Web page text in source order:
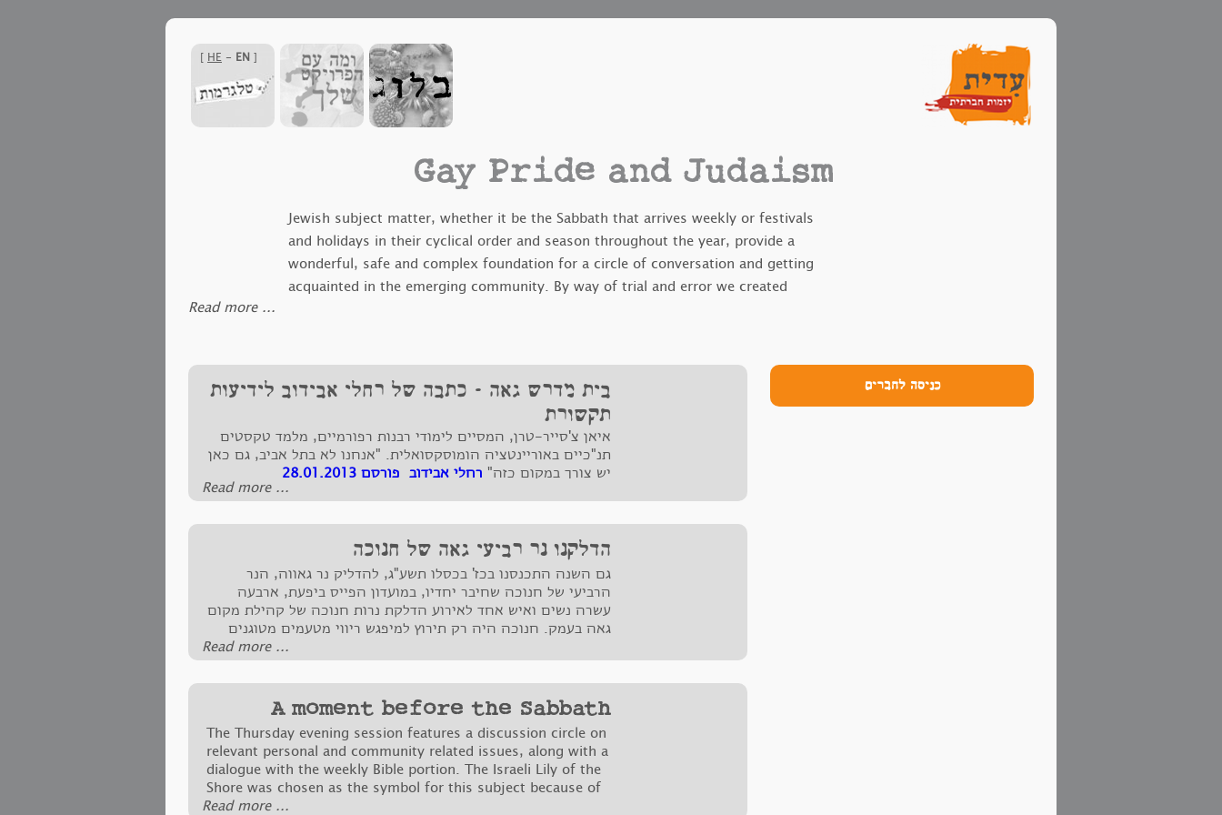
[
HE - EN
]
Gay Pride and Judaism
Jewish subject matter, whether it be the Sabbath that arrives weekly or festivals
and holidays in their cyclical order and season throughout the year, provide a
wonderful, safe and complex foundation for a circle of conversation and getting
acquainted in the emerging community. By way of trial and error we created
different meetings based on this material, which we've borrowed from the "Nigun Halev"
active part in planning and leading these gatherings.
‪Read more ...‬
כניסה לחברים
בית מדרש גאה - כתבה של רחלי אבידוב לידיעות
תקשורת
איאן צ'סייר-טרן, המסיים לימודי רבנות רפורמיים, מלמד טקסטים
תנ"כיים באוריינטציה הומוסקסואלית. "אנחנו לא בתל אביב, גם כאן
יש צורך במקום כזה" רחלי אבידוב פורסם 28.01.2013
‪Read more ...‬
הדלקנו נר רביעי גאה של חנוכה
גם השנה התכנסנו בכז' בכסלו תשע"ג, להדליק נר גאווה, הנר
הרביעי של חנוכה שחיבר יחדיו, במועדון הפייס ביפעת, ארבעה
עשרה נשים ואיש אחד לאירוע הדלקת נרות חנוכה של קהילת מקום
גאה בעמק. חנוכה היה רק תירוץ למיפגש ריווי מטעמים מטוגנים
‪Read more ...‬
A moment before the Sabbath
The Thursday evening session features a discussion circle on
relevant personal and community related issues, along with a
dialogue with the weekly Bible portion. The Israeli Lily of the
Shore was chosen as the symbol for this subject because of
its white blossoms and ability to live in such impossible
‪Read more ...‬